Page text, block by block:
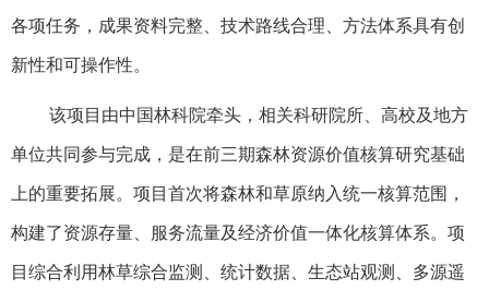
各项任务，成果资料完整、技术路线合理、方法体系具有创
新性和可操作性。
该项目由中国林科院牵头，相关科研院所、高校及地方
单位共同参与完成， 是在前三期森林资源价值核算研究基础
上的重要拓展。项目首次将森林和草原纳入统一核算范围，
构建了资源存量、服务流量及经济价值一体化核算体系。项
目综合利用林草综合监测、统计数据、生态站观测、多源遥